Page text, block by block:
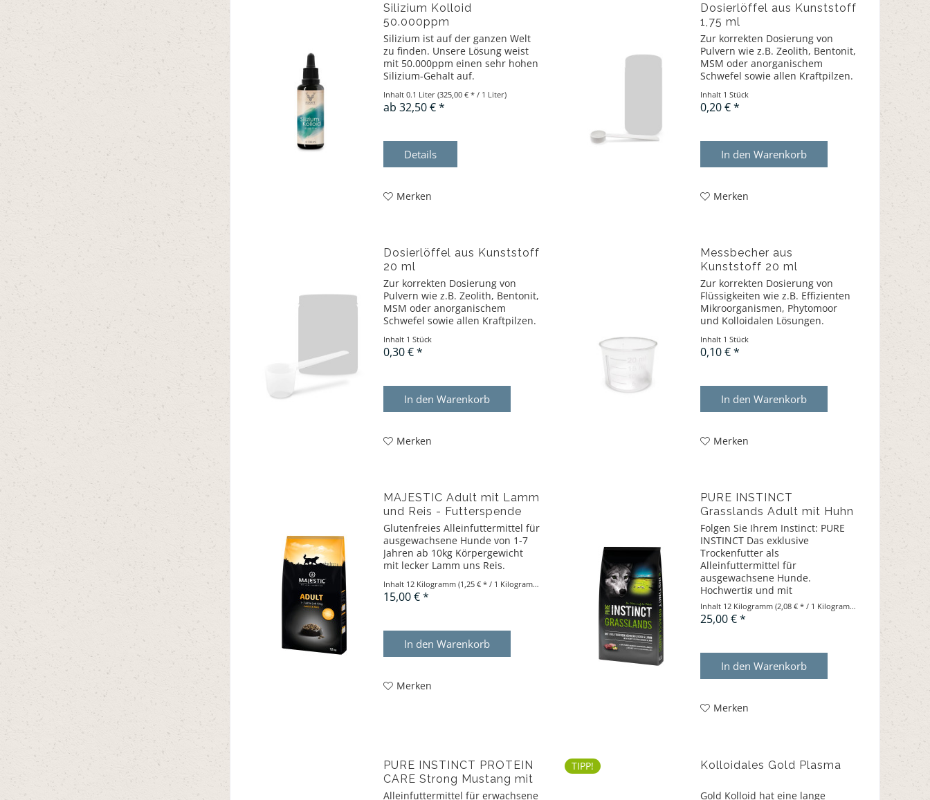
Silizium Kolloid
50.000ppm
Silizium ist auf der ganzen Welt
zu finden. Unsere Lösung weist
mit 50.000ppm einen sehr hohen
Silizium-Gehalt auf.
Inhalt0.1 Liter(325,00 € * / 1 Liter)
ab 32,50 € *
Details
Merken
Dosierlöffel aus Kunststoff
1,75 ml
Zur korrekten Dosierung von
Pulvern wie z.B. Zeolith, Bentonit,
MSM oder anorganischem
Schwefel sowie allen Kraftpilzen.
Inhalt 1 Stück
0,20 € *
In den Warenkorb
Merken
Dosierlöffel aus Kunststoff
20 ml
Zur korrekten Dosierung von
Pulvern wie z.B. Zeolith, Bentonit,
MSM oder anorganischem
Schwefel sowie allen Kraftpilzen.
Inhalt 1 Stück
0,30 € *
In den Warenkorb
Merken
Messbecher aus
Kunststoff 20 ml
Zur korrekten Dosierung von
Flüssigkeiten wie z.B. Effizienten
Mikroorganismen, Phytomoor
und Kolloidalen Lösungen.
Inhalt 1 Stück
0,10 € *
In den Warenkorb
Merken
MAJESTIC Adult mit Lamm
und Reis - Futterspende
Glutenfreies Alleinfuttermittel für
ausgewachsene Hunde von 1-7
Jahren ab 10kg Körpergewicht
mit lecker Lamm uns Reis.
Inhalt 12 Kilogramm(1,25 € * / 1 Kilogramm)
15,00 € *
In den Warenkorb
Merken
PURE INSTINCT
Grasslands Adult mit Huhn
und Lamm - Futterspende
Folgen Sie Ihrem Instinct: PURE
INSTINCT Das exklusive
Trockenfutter als
Alleinfuttermittel für
ausgewachsene Hunde.
Hochwertig und mit
ursprünglichen Zutaten.
Inhalt 12 Kilogramm(2,08 € * / 1 Kilogramm)
25,00 € *
In den Warenkorb
Merken
PURE INSTINCT PROTEIN
CARE Strong Mustang mit
Pferd und Kartoffeln...
Alleinfuttermittel für erwachsene
TIPP! Kolloidales Gold Plasma
Gold Kolloid hat eine lange